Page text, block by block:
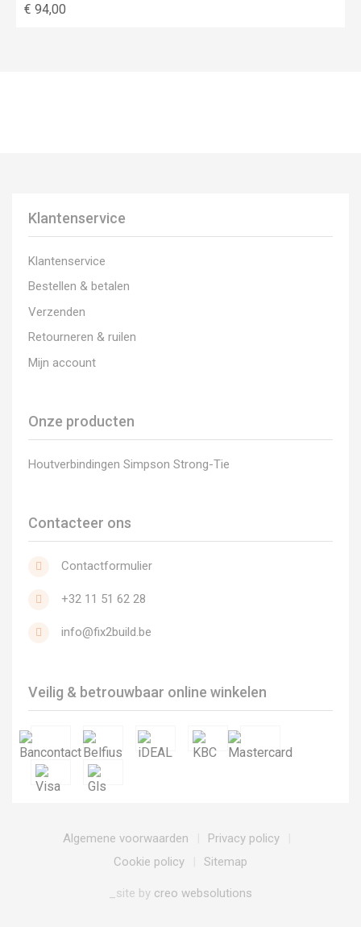
€ 94,00
Klantenservice
Klantenservice
Bestellen & betalen
Verzenden
Retourneren & ruilen
Mijn account
Onze producten
Houtverbindingen Simpson Strong-Tie
Contacteer ons
Contactformulier
+32 11 51 62 28
info@fix2build.be
Veilig & betrouwbaar online winkelen
Algemene voorwaarden
Privacy policy
Cookie policy
Sitemap
_site by creo websolutions